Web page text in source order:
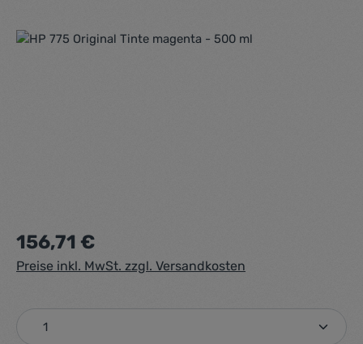
Bildergalerie überspringen
Regulärer Preis:
156,71 €
Preise inkl. MwSt. zzgl. Versandkosten
Produkt Anzahl: Gib den gewünschten Wert ein